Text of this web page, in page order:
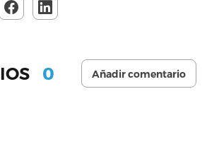
0 Añadir comentario